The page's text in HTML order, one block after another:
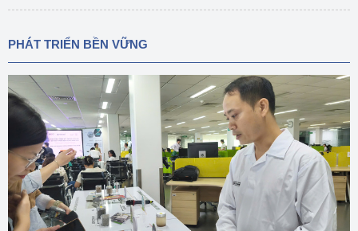
PHÁT TRIỂN BỀN VỮNG